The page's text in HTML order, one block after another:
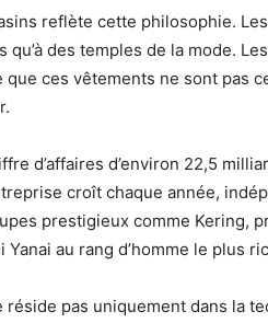
reflète cette philosophie.
qu’à des temples de la mode.
ces vêtements ne sont pas
d’affaires d’environ 22,5
croît chaque année,
prestigieux comme Kering,
au rang d’homme le plus
pas uniquement dans la